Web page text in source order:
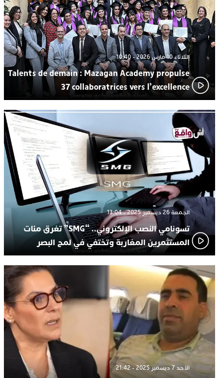
الثلاثاء 10 مارس 2026 - 10:40
Talents de demain : Mazagan Academy propulse
37 collaboratrices vers l’excellence
الجمعة 26 ديسمبر 2025 - 13:04
تسونامي النصب الإلكتروني.. “SMG” تغرق مئات
المستثمرين المغاربة وتختفي في لمح البصر
الأحد 7 ديسمبر 2025 - 21:42